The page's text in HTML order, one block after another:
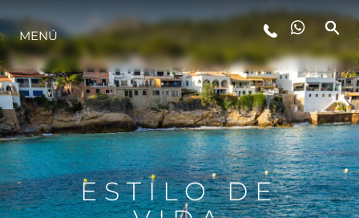
ESTILO DE VIDA
INNOVACIÓN
¿QUIÉNES SOMOS?
MENÚ
ESTILO DE